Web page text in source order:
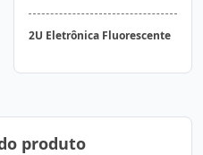
2U Eletrônica Fluorescente
produto